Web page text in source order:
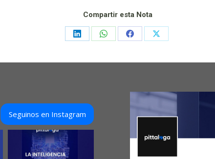
Compartir esta Nota
Share
Share
Share
Share
Seguinos en Instagram